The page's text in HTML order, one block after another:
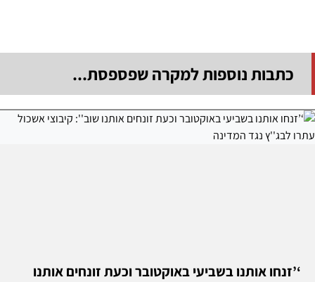
כתבות נוספות למקרה שפספסת...
‘’זנחו אותנו בשביעי באוקטובר וכעת זונחים אותנו